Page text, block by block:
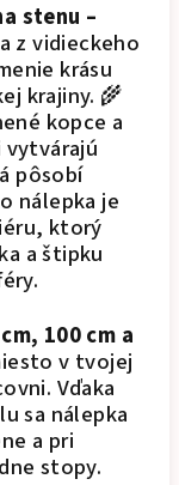
stenu –
z vidieckeho
krásu
krajiny. 🌾
kopce a
vytvárajú
pôsobí
nálepka je
ktorý
a štipku
100 cm a
v tvojej
Vďaka
sa nálepka
a pri
stopy.